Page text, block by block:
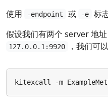
使用 -endpoint 或 -e
标
假设我们有两个 server 地址
127.0.0.1:9920 ，我们可